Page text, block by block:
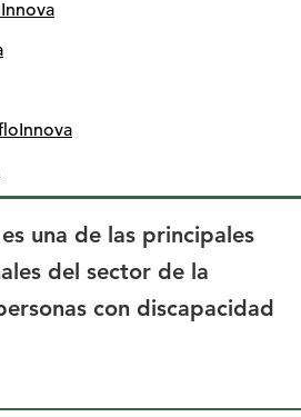
una de las principales
del sector de la
con discapacidad